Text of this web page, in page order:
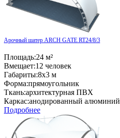
Арочный шатер ARCH GATE RT24/8/3
Площадь:24 м²
Вмещает:12 человек
Габариты:8x3 м
Форма:прямоугольник
Ткань:архитектурная ПВХ
Каркас:анодированный алюминий
Подробнее